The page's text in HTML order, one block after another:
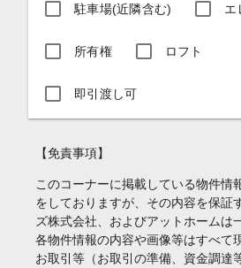
駐車場(近隣含む) エ
所有権 ロフト
即引渡し可
【免責事項】
このコーナーに掲載している物件
をしておりますが、その内容を保証
ズ株式会社、およびアットホームは
各物件情報の内容や画像等はすべて
お取引等（お取引の準備、資金調達